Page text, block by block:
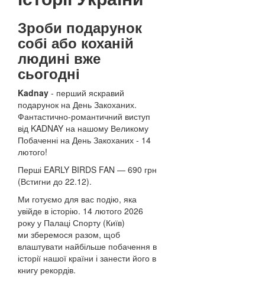
Зроби подарунок
собі або коханій
людині вже
сьогодні
Kadnay - перший яскравий
подарунок на День Закоханих.
Фантастично-романтичний виступ
від KADNAY на нашому Великому
Побаченні на День Закоханих - 14
лютого!
Перші EARLY BIRDS FAN — 690 грн
(Встигни до 22.12).
Ми готуємо для вас подію, яка
увійде в історію. 14 лютого 2026
року у Палаці Спорту (Київ)
ми зберемося разом, щоб
влаштувати найбільше побачення в
історії нашої країни і занести його в
книгу рекордів.